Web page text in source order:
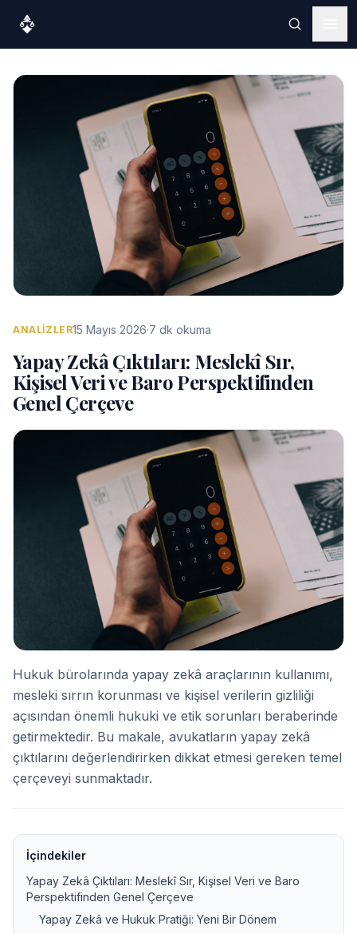
ANALIZLER15 Mayıs 2026·7 dk okuma
Yapay Zekâ Çıktıları: Meslekî Sır,
Kişisel Veri ve Baro Perspektifinden
Genel Çerçeve
Hukuk bürolarında yapay zekâ araçlarının kullanımı,
mesleki sırrın korunması ve kişisel verilerin gizliliği
açısından önemli hukuki ve etik sorunları beraberinde
getirmektedir. Bu makale, avukatların yapay zekâ
çıktılarını değerlendirirken dikkat etmesi gereken temel
çerçeveyi sunmaktadır.
İçindekiler
Yapay Zekâ Çıktıları: Meslekî Sır, Kişisel Veri ve Baro
Perspektifinden Genel Çerçeve
Yapay Zekâ ve Hukuk Pratiği: Yeni Bir Dönem